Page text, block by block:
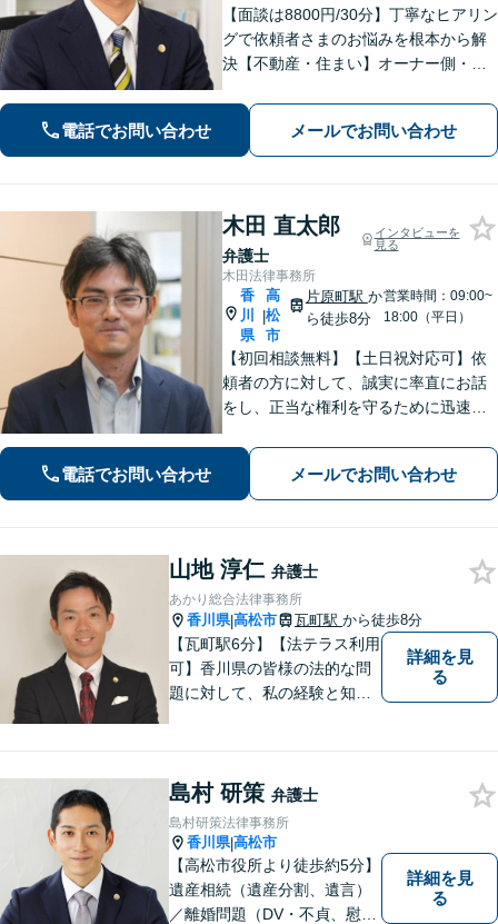
【面談は8800円/30分】丁寧なヒアリン
グで依頼者さまのお悩みを根本から解
決【不動産・住まい】オーナー側・借
遺言】他士業との連携でスピーディー
に解決します【夜間・休日相談可】
【個室完備】【瓦町駅10分】
電話でお問い合わせ メールでお問い合わせ
木田 直太郎
弁護士
インタビューを
見る
木田法律事務所
香
川
県
|
高
松
市
片原町駅 か
ら徒歩8分
営業時間：09:00~
18:00（平日）
【初回相談無料】【土日祝対応可】依
頼者の方に対して、誠実に率直にお話
をし、正当な権利を守るために迅速に
テラン弁護士のノウハウと、若手弁護
士のフットワークで、依頼者の方の多
様なニーズに応えます。
電話でお問い合わせ メールでお問い合わせ
山地 淳仁 弁護士
あかり総合法律事務所
香川県|高松市 瓦町駅 から徒歩8分
【瓦町駅6分】【法テラス利用
可】香川県の皆様の法的な問
題に対して、私の経験と知識
い。少しでもお役に立てるよ
う全力でサポートいたしま
す。
詳細を見
る
島村 研策 弁護士
島村研策法律事務所
香川県|高松市
【高松市役所より徒歩約5分】
遺産相続（遺産分割、遺言）
／離婚問題（DV・不貞、慰謝
詳細を見
る